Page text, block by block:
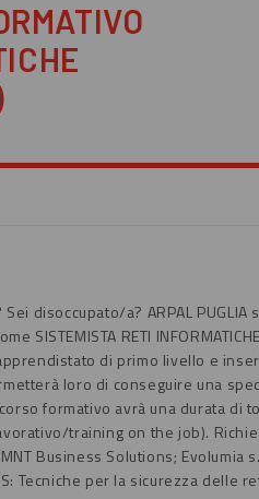
disoccupato/a? ARPAL
RETI
di primo livello e
loro di conseguire una
formativo avrà una durata di
training on the job).
Business Solutions; Evolumia
Tecniche per la sicurezza delle